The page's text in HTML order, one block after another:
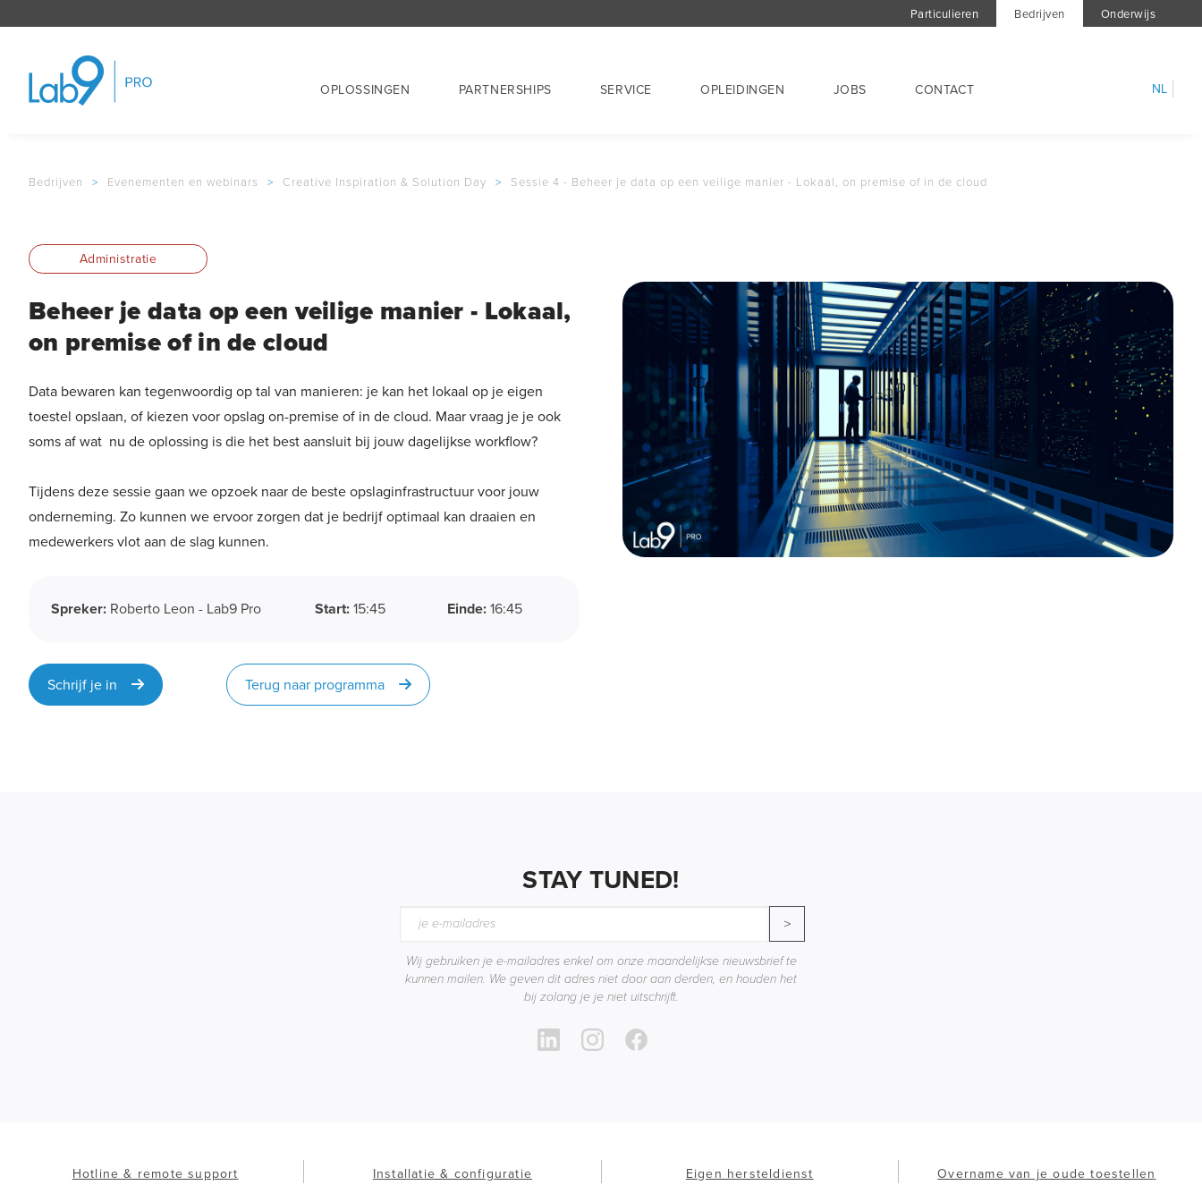
Particulieren Bedrijven Onderwijs
OPLOSSINGEN PARTNERSHIPS SERVICE OPLEIDINGEN JOBS CONTACT NL
Bedrijven > Evenementen en webinars > Creative Inspiration & Solution Day > Sessie 4 - Beheer je data op een veilige manier - Lokaal, on premise of in de cloud
Administratie
Beheer je data op een veilige manier - Lokaal,
on premise of in de cloud
Data bewaren kan tegenwoordig op tal van manieren: je kan het lokaal op je eigen
toestel opslaan, of kiezen voor opslag on-premise of in de cloud. Maar vraag je je ook
soms af wat nu de oplossing is die het best aansluit bij jouw dagelijkse workflow?
Tijdens deze sessie gaan we opzoek naar de beste opslaginfrastructuur voor jouw
onderneming. Zo kunnen we ervoor zorgen dat je bedrijf optimaal kan draaien en
medewerkers vlot aan de slag kunnen.
Spreker: Roberto Leon - Lab9 Pro Start:15:45 Einde:16:45
Schrijf je in Terug naar programma
STAY TUNED!
>
Wij gebruiken je e-mailadres enkel om onze maandelijkse nieuwsbrief te
kunnen mailen. We geven dit adres niet door aan derden, en houden het
bij zolang je je niet uitschrijft.
Hotline & remote support Installatie & configuratie Eigen hersteldienst Overname van je oude toestellen